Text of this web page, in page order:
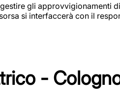
gli
si interfaccerà con il
-